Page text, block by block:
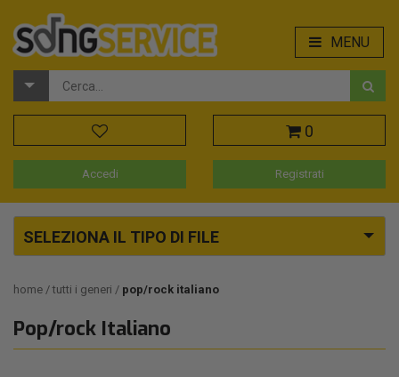
MENU
0
Accedi Registrati
SELEZIONA IL TIPO DI FILE
home tutti i generi pop/rock italiano
Pop/rock Italiano